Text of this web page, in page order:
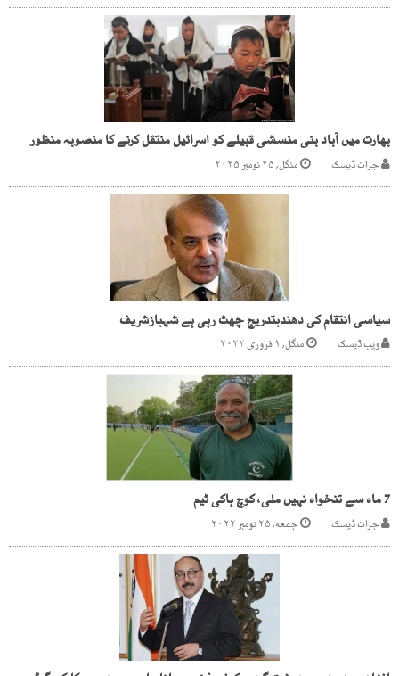
بھارت میں آباد بنی منسشی قبیلے کو اسرائیل منتقل کرنے کا منصوبہ منظور
جرات ڈیسک منگل, ۲۵ نومبر ۲۰۲۵
سیاسی انتقام کی دھندبتدریج چھٹ رہی ہے شہبازشریف
ویب ڈیسک منگل, ۱ فروری ۲۰۲۲
7 ماہ سے تنخواہ نہیں ملی، کوچ ہاکی ٹیم
جرات ڈیسک جمعه, ۲۵ نومبر ۲۰۲۲